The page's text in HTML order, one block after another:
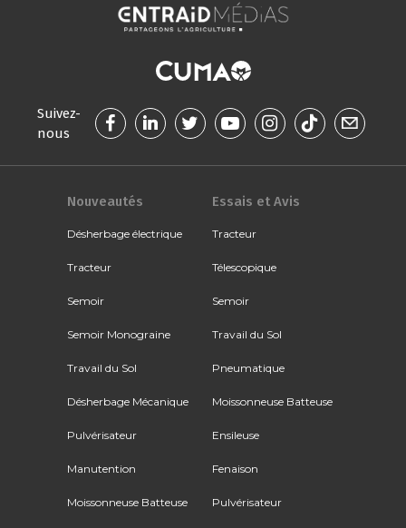
Suivez-
nous
Nouveautés
Désherbage électrique
Tracteur
Semoir
Semoir Monograine
Travail du Sol
Désherbage Mécanique
Pulvérisateur
Manutention
Moissonneuse Batteuse
Essais et Avis
Tracteur
Télescopique
Semoir
Travail du Sol
Pneumatique
Moissonneuse Batteuse
Ensileuse
Fenaison
Pulvérisateur